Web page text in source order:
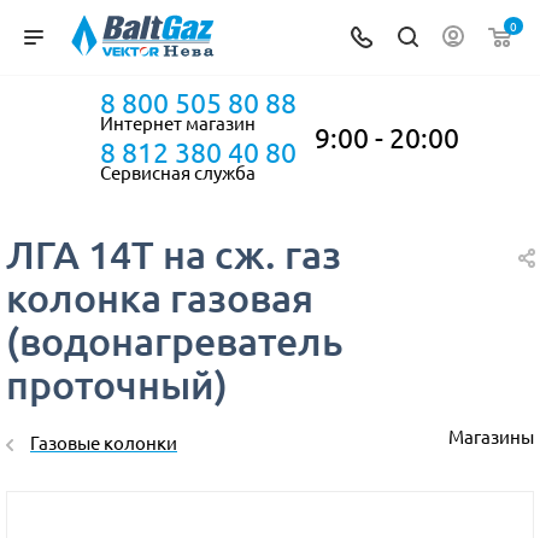
0
8 800 505 80 88
Интернет магазин
8 812 380 40 80
Сервисная служба
9:00 - 20:00
ЛГА 14Т на сж. газ
колонка газовая
(водонагреватель
проточный)
Газовые колонки Магазины